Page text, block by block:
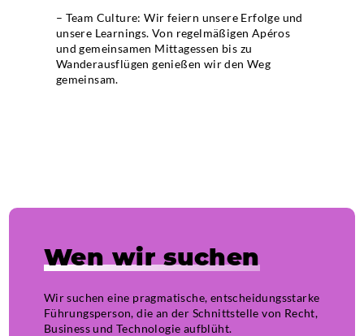
– Team Culture: Wir feiern unsere Erfolge und
unsere Learnings. Von regelmäßigen Apéros
und gemeinsamen Mittagessen bis zu
Wanderausflügen genießen wir den Weg
gemeinsam.
Wen wir suchen
Wir suchen eine pragmatische, entscheidungsstarke
Führungsperson, die an der Schnittstelle von Recht,
Business und Technologie aufblüht.